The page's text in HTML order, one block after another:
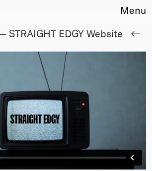
Menu
STRAIGHT EDGY Website